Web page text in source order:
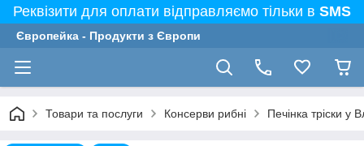
Реквізити для оплати відправляємо тільки в SMS
Європейка - Продукти з Європи
Товари та послуги Консерви рибні Печінка тріски у